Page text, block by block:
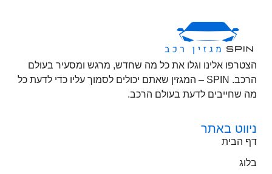
הצטרפו אלינו וגלו את כל מה שחדש, מרגש ומסעיר בעולם
הרכב. SPIN – המגזין שאתם יכולים לסמוך עליו כדי לדעת כל
מה שחייבים לדעת בעולם הרכב.
ניווט באתר
דף הבית
בלוג